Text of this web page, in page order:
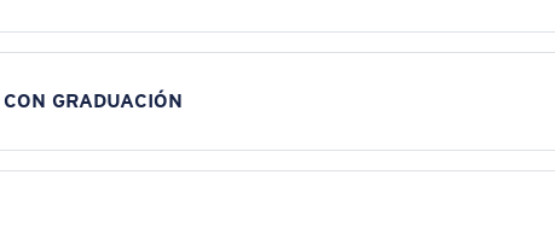
GRADUACIÓN